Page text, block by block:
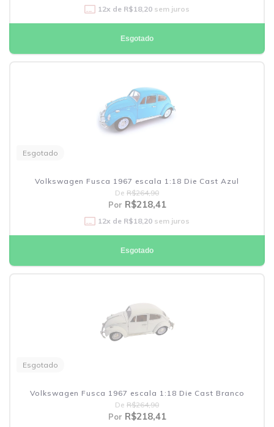
12x de R$18,20 sem juros
Esgotado
Esgotado
Volkswagen Fusca 1967 escala 1:18 Die Cast Azul
De R$264,90
Por R$218,41
12x de R$18,20 sem juros
Esgotado
Esgotado
Volkswagen Fusca 1967 escala 1:18 Die Cast Branco
De R$264,90
Por R$218,41